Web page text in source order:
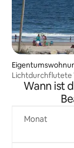
Lichtdurchflutete
Blick auf Strand
Wann ist
Monat